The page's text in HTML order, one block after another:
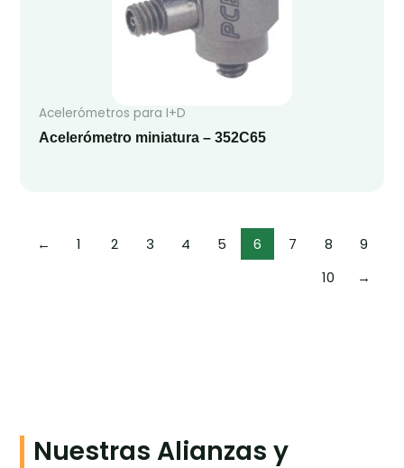
Acelerómetros para I+D
Acelerómetro miniatura – 352C65
← 1 2 3 4 5 6 7 8
9
10
→
Nuestras Alianzas y